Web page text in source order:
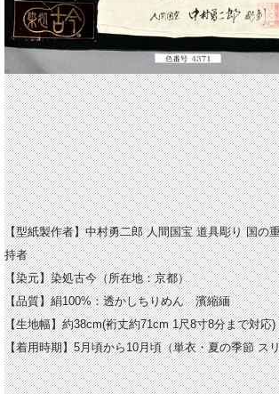
【型紙製作者】中村勇二郎 人間国宝 道具彫り 国の
持者
【染元】染処古今（所在地：京都）
【品質】絹100%：透かしちりめん 濱縮緬
【生地幅】約38cm(裄丈約71cm 1尺8寸8分まで対応)
【着用時期】5月頃から10月頃（単衣・夏の季節 ス